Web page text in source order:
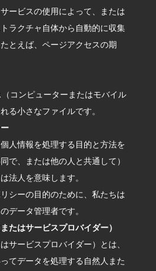
ービスの使用によって、または
ラクチャ自体から自動的に収集
とえば、ページアクセスの期
コンピューターまたはモバイル
る小さなファイルです。
人情報を処理する目的と方法を
で、または他の人と共通して）
法人を意味します。
シーの目的のために、私たちは
データ管理者です。
たはサービスプロバイダー）
サービスプロバイダー）とは、
てデータを処理する自然人また